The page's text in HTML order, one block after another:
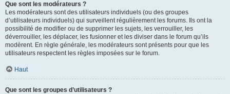
Que sont les modérateurs ?
Les modérateurs sont des utilisateurs individuels (ou des groupes
d’utilisateurs individuels) qui surveillent régulièrement les forums. Ils ont la
possibilité de modifier ou de supprimer les sujets, les verrouiller, les
déverrouiller, les déplacer, les fusionner et les diviser dans le forum qu’ils
modèrent. En règle générale, les modérateurs sont présents pour que les
utilisateurs respectent les règles imposées sur le forum.
Haut
Que sont les groupes d’utilisateurs ?